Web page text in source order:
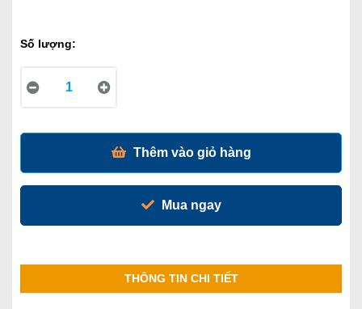
Số lượng:
Thêm vào giỏ hàng
Mua ngay
THÔNG TIN CHI TIẾT